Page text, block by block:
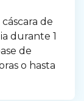
de
durante 1
de
o hasta